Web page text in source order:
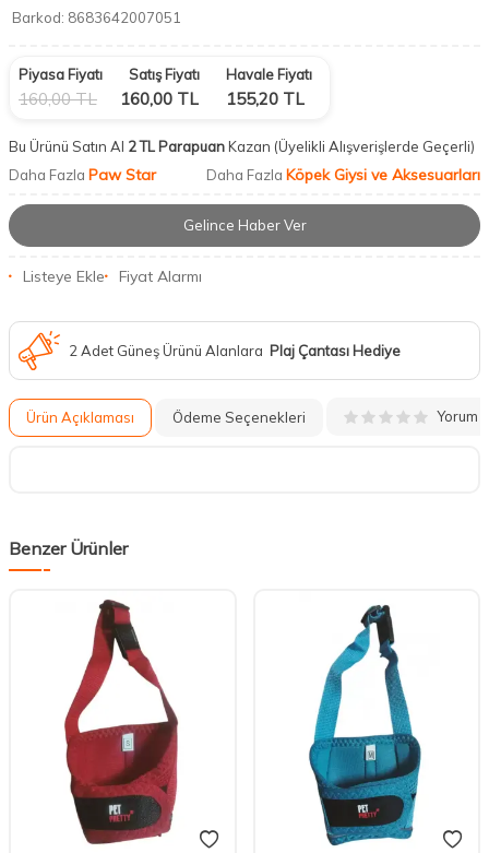
Barkod: 8683642007051
Piyasa Fiyatı
160,00TL
Satış Fiyatı
160,00 TL
Havale Fiyatı
155,20 TL
Bu Ürünü Satın Al 2 TL ParapuanKazan (Üyelikli Alışverişlerde Geçerli)
Daha Fazla Paw Star Daha Fazla Köpek Giysi ve Aksesuarları
Gelince Haber Ver
Listeye Ekle Fiyat Alarmı
2 Adet Güneş Ürünü Alanlara Plaj Çantası Hediye
Ürün Açıklaması Ödeme Seçenekleri Yorum
Benzer Ürünler